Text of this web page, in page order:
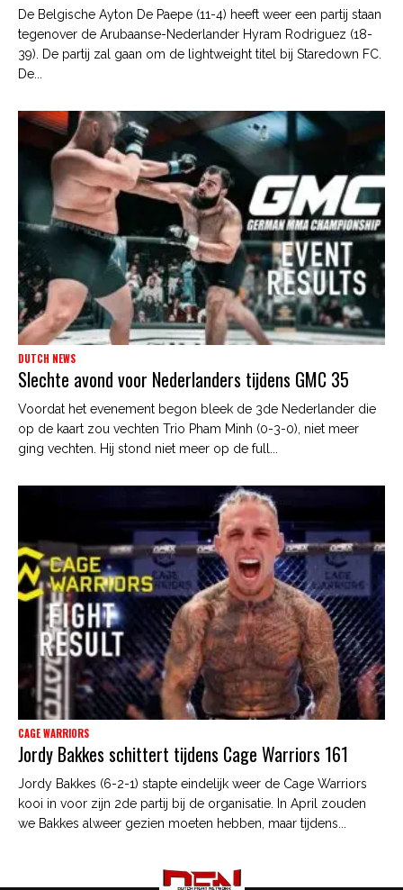
De Belgische Ayton De Paepe (11-4) heeft weer een partij staan
tegenover de Arubaanse-Nederlander Hyram Rodriguez (18-
39). De partij zal gaan om de lightweight titel bij Staredown FC.
De...
DUTCH NEWS
Slechte avond voor Nederlanders tijdens GMC 35
Voordat het evenement begon bleek de 3de Nederlander die
op de kaart zou vechten Trio Pham Minh (0-3-0), niet meer
ging vechten. Hij stond niet meer op de full...
CAGE WARRIORS
Jordy Bakkes schittert tijdens Cage Warriors 161
Jordy Bakkes (6-2-1) stapte eindelijk weer de Cage Warriors
kooi in voor zijn 2de partij bij de organisatie. In April zouden
we Bakkes alweer gezien moeten hebben, maar tijdens...